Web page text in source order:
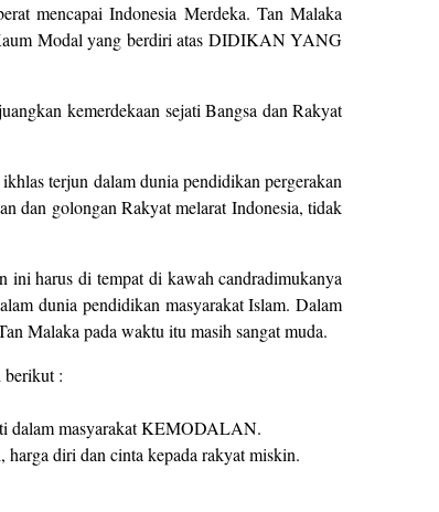
mencapai Indonesia Merdeka. Tan Malaka
Modal yang berdiri atas DIDIKAN YANG
kemerdekaan sejati Bangsa dan Rakyat
terjun dalam dunia pendidikan pergerakan
dan golongan Rakyat melarat Indonesia, tidak
ini harus di tempat di kawah candradimukanya
dunia pendidikan masyarakat Islam. Dalam
Malaka pada waktu itu masih sangat muda.
:
dalam masyarakat KEMODALAN.
harga diri dan cinta kepada rakyat miskin.